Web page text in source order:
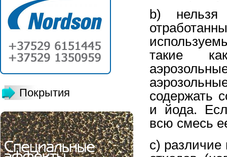
Покрытия
b) нельзя
такие
содержать
и йода.
всю смесь
c) различие